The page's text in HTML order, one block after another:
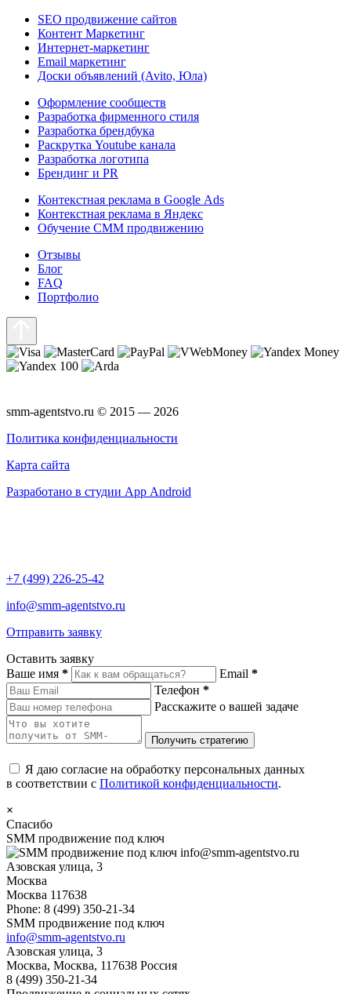
SEO продвижение сайтов
Контент Маркетинг
Интернет-маркетинг
Email маркетинг
Доски объявлений (Avito, Юла)
Оформление сообществ
Разработка фирменного стиля
Разработка брендбука
Раскрутка Youtube канала
Разработка логотипа
Брендинг и PR
Контекстная реклама в Google Ads
Контекстная реклама в Яндекс
Обучение СММ продвижению
Отзывы
Блог
FAQ
Портфолио
smm-agentstvo.ru © 2015 — 2026
Политика конфиденциальности
Карта сайта
Разработано в студии App Android
+7 (499) 226-25-42
info@smm-agentstvo.ru
Отправить заявку
Оставить заявку
Ваше имя * Email *
Телефон *
Расскажите о вашей задаче
Я даю согласие на обработку персональных данных
в соответствии с Политикой конфиденциальности.
×
Спасибо
SMM продвижение под ключ
info@smm-agentstvo.ru
Азовская улица, 3
Москва
Москва 117638
Phone: 8 (499) 350-21-34
SMM продвижение под ключ
info@smm-agentstvo.ru
Азовская улица, 3
Москва, Москва, 117638 Россия
8 (499) 350-21-34